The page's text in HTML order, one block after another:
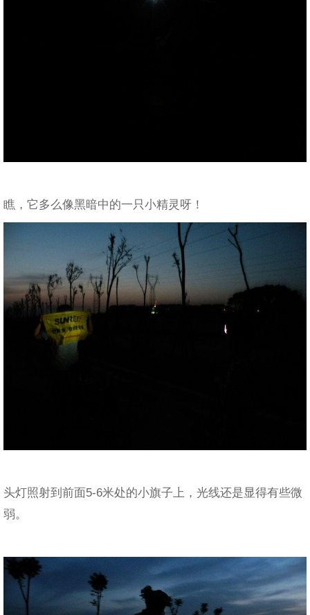
瞧，它多么像黑暗中的一只小精灵呀！
头灯照射到前面5-6米处的小旗子上，光线还是显得有些微
弱。